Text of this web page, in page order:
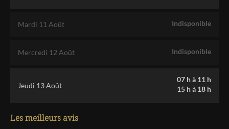
Mardi 11 Août Indisponible
Mercredi 12 Août Indisponible
Jeudi 13 Août
07 hà 11 h
15 hà 18 h
Les meilleurs avis